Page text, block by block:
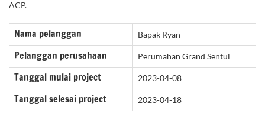
ACP.
Nama pelanggan Bapak Ryan
Pelanggan perusahaan Perumahan Grand Sentul
Tanggal mulai project 2023-04-08
Tanggal selesai project 2023-04-18